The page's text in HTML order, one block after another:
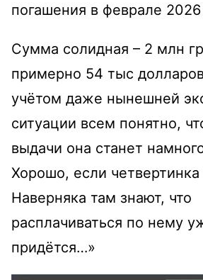
погашения в феврале 2026
Сумма солидная – 2 млн
примерно 54 тыс
учётом даже нынешней
ситуации всем понятно,
выдачи она станет
Хорошо, если четвертинка
Наверняка там знают, что
расплачиваться по нему
придётся…»